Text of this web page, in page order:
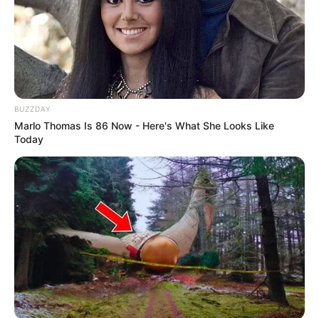
BUZZDAY
Marlo Thomas Is 86 Now - Here's What She Looks Like
Today